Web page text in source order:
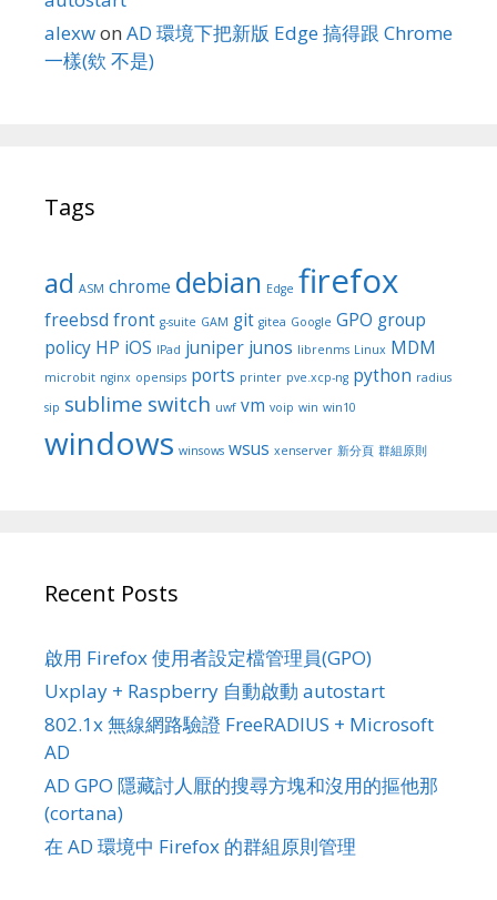
alexwon AD 環境下把新版 Edge 搞得跟 Chrome
一樣(欸 不是)
Tags
ad ASM chrome debian Edge firefox
freebsd front g-suite GAM git gitea Google GPO group
policy HP iOS IPad juniper junos librenms Linux MDM
microbit nginx opensips ports printer pve.xcp-ng python radius
sip sublime switch uwf vm voip win win10
windows winsows wsus xenserver 新分頁 群組原則
Recent Posts
啟用 Firefox 使用者設定檔管理員(GPO)
Uxplay + Raspberry 自動啟動 autostart
802.1x 無線網路驗證 FreeRADIUS + Microsoft
AD
AD GPO 隱藏討人厭的搜尋方塊和沒用的摳他那
(cortana)
在 AD 環境中 Firefox 的群組原則管理